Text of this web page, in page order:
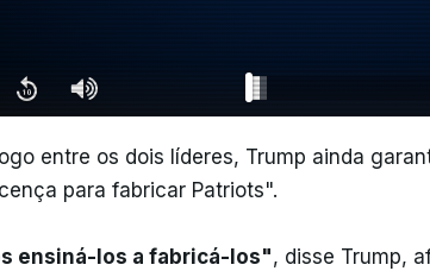
entre os dois líderes, Trump ainda
para fabricar Patriots".
ensiná-los a fabricá-los", disse Trump,